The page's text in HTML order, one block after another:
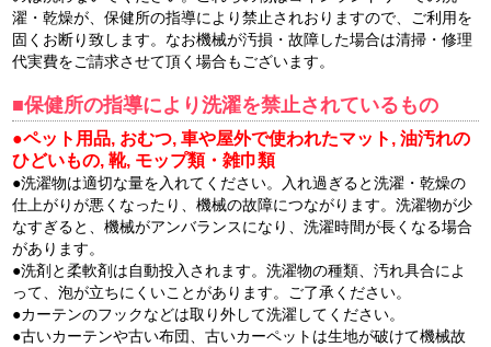
濯・乾燥が、保健所の指導により禁止されおりますので、ご利用を
固くお断り致します。なお機械が汚損・故障した場合は清掃・修理
代実費をご請求させて頂く場合もございます。
■保健所の指導により洗濯を禁止されているもの
●ペット用品, おむつ, 車や屋外で使われたマット, 油汚れの
ひどいもの, 靴, モップ類・雑巾類
●洗濯物は適切な量を入れてください。入れ過ぎると洗濯・乾燥の
仕上がりが悪くなったり、機械の故障につながります。洗濯物が少
なすぎると、機械がアンバランスになり、洗濯時間が長くなる場合
があります。
●洗剤と柔軟剤は自動投入されます。洗濯物の種類、汚れ具合によ
って、泡が立ちにくいことがあります。ご了承ください。
●カーテンのフックなどは取り外して洗濯してください。
●古いカーテンや古い布団、古いカーペットは生地が破けて機械故